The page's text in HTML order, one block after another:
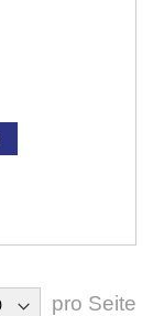
pro Seite